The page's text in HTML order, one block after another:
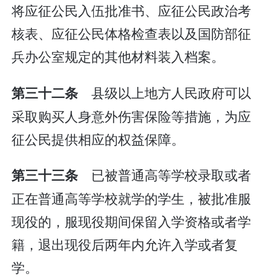
将应征公民入伍批准书、应征公民政治考
核表、应征公民体格检查表以及国防部征
兵办公室规定的其他材料装入档案。
第三十二条 县级以上地方人民政府可以
采取购买人身意外伤害保险等措施，为应
征公民提供相应的权益保障。
第三十三条 已被普通高等学校录取或者
正在普通高等学校就学的学生，被批准服
现役的，服现役期间保留入学资格或者学
籍，退出现役后两年内允许入学或者复
学。